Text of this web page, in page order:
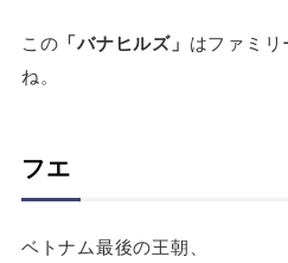
この 「バナヒルズ」 はファミ
ね。
フエ
ベトナム最後の王朝、